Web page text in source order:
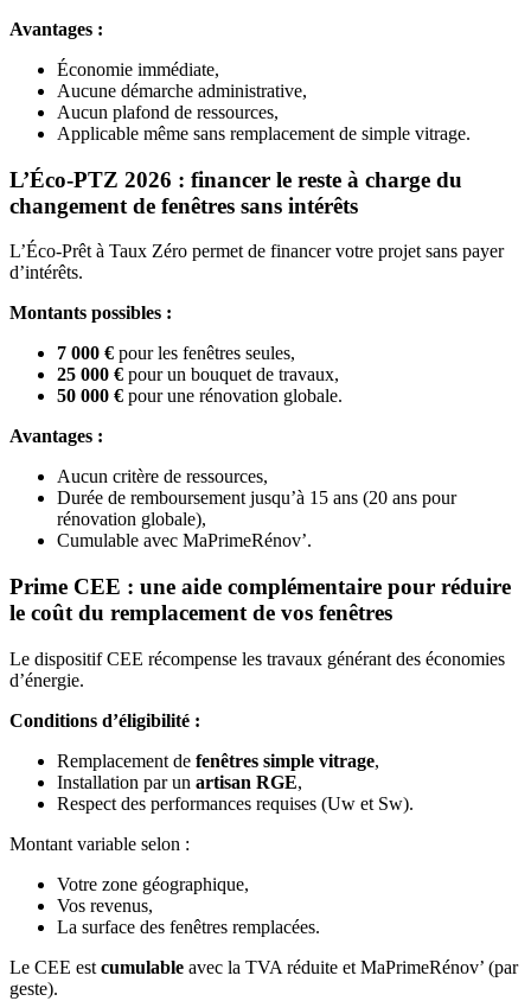
Avantages :
Économie immédiate,
Aucune démarche administrative,
Aucun plafond de ressources,
Applicable même sans remplacement de simple vitrage.
L’Éco‑PTZ 2026 : financer le reste à charge du
changement de fenêtres sans intérêts
L’Éco‑Prêt à Taux Zéro permet de financer votre projet sans payer
d’intérêts.
Montants possibles :
7 000 € pour les fenêtres seules,
25 000 € pour un bouquet de travaux,
50 000 € pour une rénovation globale.
Avantages :
Aucun critère de ressources,
Durée de remboursement jusqu’à 15 ans (20 ans pour
rénovation globale),
Cumulable avec MaPrimeRénov’.
Prime CEE : une aide complémentaire pour réduire
le coût du remplacement de vos fenêtres
Le dispositif CEE récompense les travaux générant des économies
d’énergie.
Conditions d’éligibilité :
Remplacement de fenêtres simple vitrage,
Installation par un artisan RGE,
Respect des performances requises (Uw et Sw).
Montant variable selon :
Votre zone géographique,
Vos revenus,
La surface des fenêtres remplacées.
Le CEE est cumulable avec la TVA réduite et MaPrimeRénov’ (par
geste).